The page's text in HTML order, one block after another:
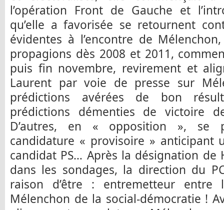
l’opération Front de Gauche et
qu’elle a favorisée se retournent
évidentes à l’encontre de
propagions dès 2008 et 2011,
puis fin novembre, revirement et
Laurent par voie de presse sur
prédictions avérées de bon
prédictions démenties de victoire
D’autres, en « opposition », se
candidature « provisoire » anticipant
candidat PS… Après la désignation
dans les sondages, la direction du
raison d’être : entremetteur entre
Mélenchon de la social-démocratie !